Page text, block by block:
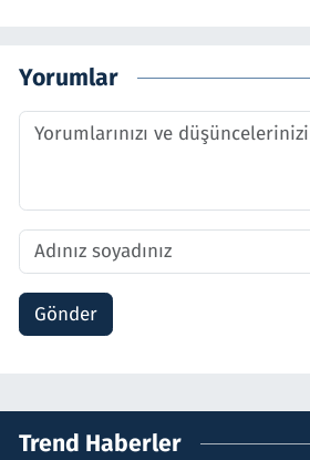
Yorumlar
Gönder
Trend Haberler